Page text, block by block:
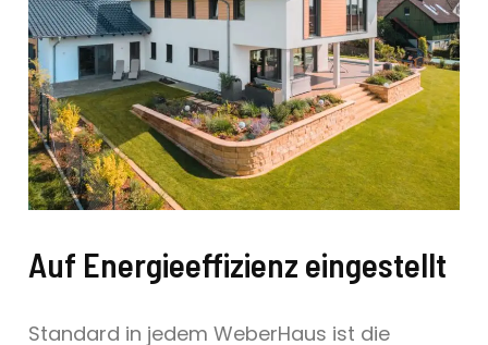
Auf Energieeffizienz eingestellt
Standard in jedem WeberHaus ist die